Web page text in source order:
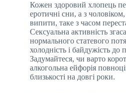
Кожен здоровий хлопець
еротичні сни, а з
випити, таке з часом
Сексуальна активність
нормального статевого
холодність і байдужість до
Задумайтеся, чи варто
алкогольна ейфорія
близькості на довгі роки.